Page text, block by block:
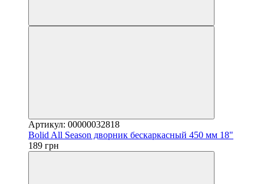
Артикул: 00000032818
Bolid All Season дворник бескаркасный 450 мм 18"
189 грн